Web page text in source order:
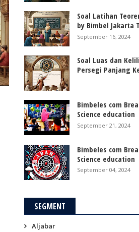
Soal Latihan
by Bimbel Jakarta
September 16, 2024
Soal Luas dan
Persegi Panjang
Bimbeles com
Science education
September 21, 2024
Bimbeles com
Science education
September 04, 2024
SEGMENT
Aljabar